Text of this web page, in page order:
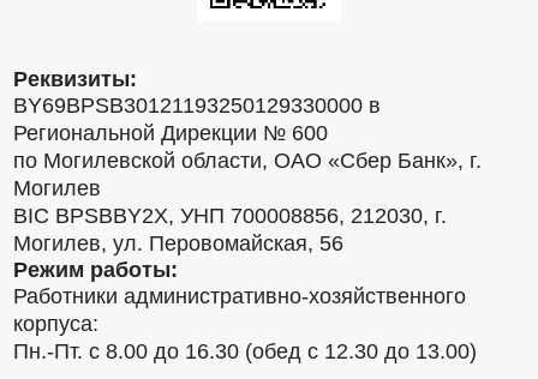
Реквизиты:
BY69BPSB30121193250129330000 в
Региональной Дирекции № 600
по Могилевской области, ОАО «Сбер Банк», г.
Могилев
BIC BPSBBY2X, УНП 700008856, 212030, г.
Могилев, ул. Перовомайская, 56
Режим работы:
Работники административно-хозяйственного
корпуса:
Пн.-Пт. с 8.00 до 16.30 (обед с 12.30 до 13.00)